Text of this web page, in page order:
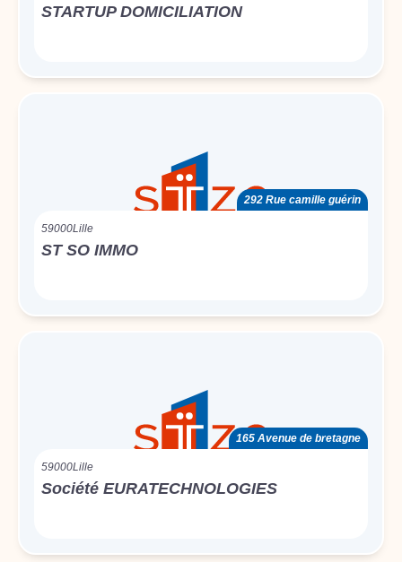
STARTUP DOMICILIATION
292 Rue camille guérin
59000Lille
ST SO IMMO
165 Avenue de bretagne
59000Lille
Société EURATECHNOLOGIES